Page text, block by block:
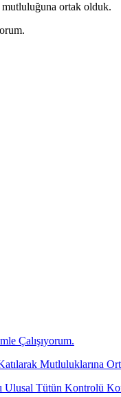
mutluluğuna ortak olduk.
Çalışıyorum.
Mutluluklarına
Ulusal Tütün Kontrolü